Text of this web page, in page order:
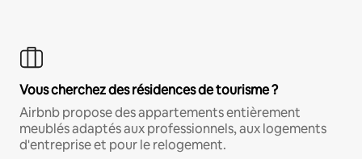
Vous cherchez des résidences de tourisme ?
Airbnb propose des appartements entièrement
meublés adaptés aux professionnels, aux logements
d'entreprise et pour le relogement.